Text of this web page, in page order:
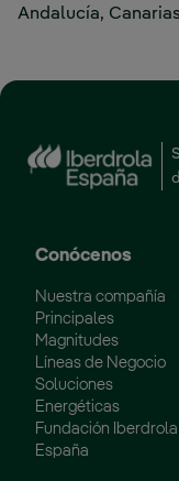
Andalucía,
Conócenos
Nuestra compañía
Principales
Magnitudes
Líneas de Negocio
Soluciones
Energéticas
Fundación Iberdrola
España